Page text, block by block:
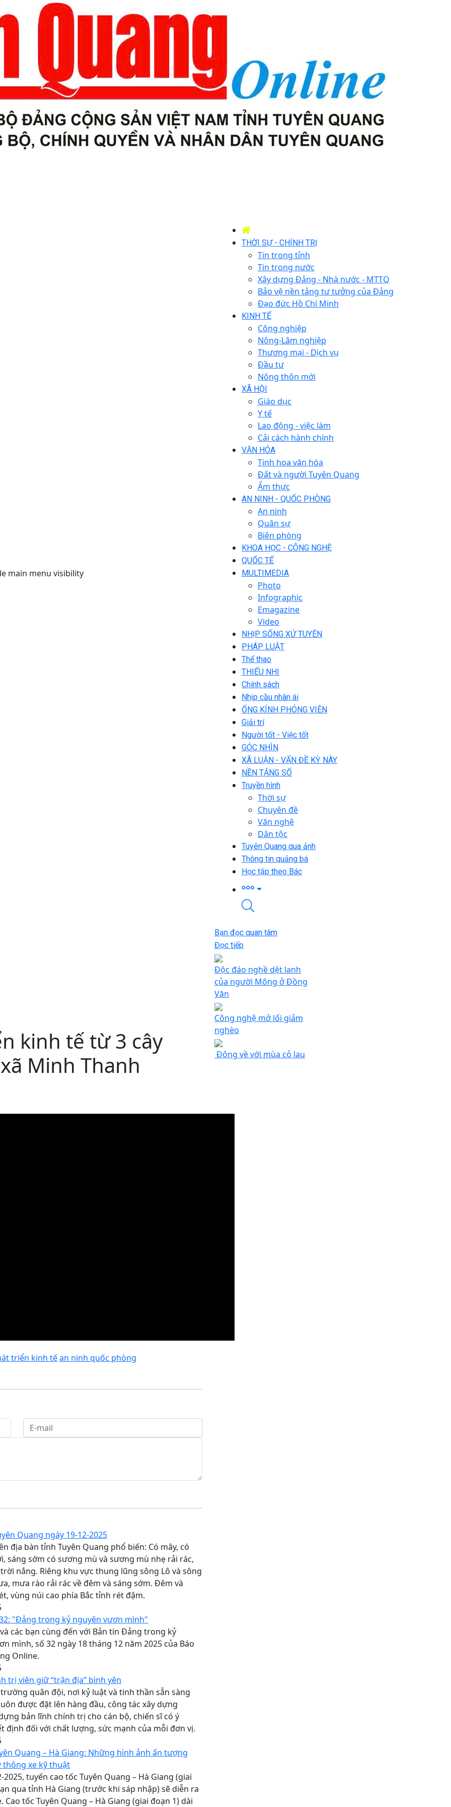
main menu visibility
THỜI SỰ - CHÍNH TRỊ
Tin trong tỉnh
Tin trong nước
Xây dựng Đảng - Nhà nước - MTTQ
Bảo vệ nền tảng tư tưởng của Đảng
Đạo đức Hồ Chí Minh
KINH TẾ
Công nghiệp
Nông-Lâm nghiệp
Thương mại - Dịch vụ
Đầu tư
Nông thôn mới
XÃ HỘI
Giáo dục
Y tế
Lao động - việc làm
Cải cách hành chính
VĂN HÓA
Tinh hoa văn hóa
Đất và người Tuyên Quang
Ẩm thực
AN NINH - QUỐC PHÒNG
An ninh
Quân sự
Biên phòng
KHOA HỌC - CÔNG NGHỆ
QUỐC TẾ
MULTIMEDIA
Photo
Infographic
Emagazine
Video
NHỊP SỐNG XỨ TUYÊN
PHÁP LUẬT
Thể thao
THIẾU NHI
Chính sách
Nhịp cầu nhân ái
ỐNG KÍNH PHÓNG VIÊN
Giải trí
Người tốt - Việc tốt
GÓC NHÌN
XÃ LUẬN - VẤN ĐỀ KỲ NÀY
NỀN TẢNG SỐ
Truyền hình
Thời sự
Chuyên đề
Văn nghệ
Dân tộc
Tuyên Quang qua ảnh
Thông tin quảng bá
Học tập theo Bác
kinh tế từ 3 cây
Minh Thanh
triển kinh tếan ninh quốc phòng
Quang ngày 19-12-2025
địa bàn tỉnh Tuyên Quang phổ biến: Có mây, có
sáng sớm có sương mù và sương mù nhẹ rải rác,
nắng. Riêng khu vực thung lũng sông Lô và sông
mưa rào rải rác về đêm và sáng sớm. Đêm và
vùng núi cao phía Bắc tỉnh rét đậm.
"Đảng trong kỷ nguyên vươn mình"
các bạn cùng đến với Bản tin Đảng trong kỷ
mình, số 32 ngày 18 tháng 12 năm 2025 của Báo
Online.
trị viên giữ “trận địa” bình yên
quân đội, nơi kỷ luật và tinh thần sẵn sàng
được đặt lên hàng đầu, công tác xây dựng
bản lĩnh chính trị cho cán bộ, chiến sĩ có ý
định đối với chất lượng, sức mạnh của mỗi đơn vị.
Quang – Hà Giang: Những hình ảnh ấn tượng
thông xe kỹ thuật
2025, tuyến cao tốc Tuyên Quang – Hà Giang (giai
qua tỉnh Hà Giang (trước khi sáp nhập) sẽ diễn ra
Cao tốc Tuyên Quang – Hà Giang (giai đoạn 1) dài
Bạn đọc quan tâm
Đọc tiếp
Độc đáo nghề dệt lanh
của người Mông ở Đồng
Văn
Công nghệ mở lối giảm
nghèo
Đông về với mùa cỏ lau